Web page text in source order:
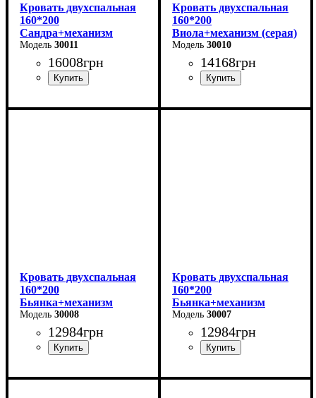
Кровать двухспальная
160*200
Сандра+механизм
(бежевая)
30011
16008грн
Ширина: 170 см
Кровать двухспальная
160*200
Виола+механизм (серая)
30010
14168грн
Ширина: 170 см
Кровать двухспальная
160*200
Бьянка+механизм
(светло-серая)
30008
12984грн
Ширина: 170 см
Кровать двухспальная
160*200
Бьянка+механизм
(бежевая)
30007
12984грн
Ширина: 170 см